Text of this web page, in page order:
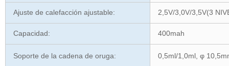
Ajuste de calefacción ajustable: 2,5V/3,0V/3,5V(3
Capacidad: 400mah
Soporte de la cadena de oruga: 0,5ml/1,0ml, φ